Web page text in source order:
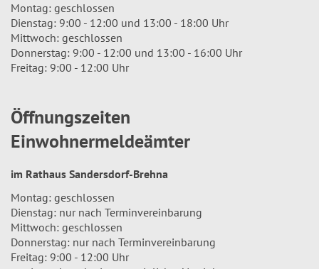
Montag: geschlossen
Dienstag: 9:00 - 12:00 und 13:00 - 18:00 Uhr
Mittwoch: geschlossen
Donnerstag: 9:00 - 12:00 und 13:00 - 16:00 Uhr
Freitag: 9:00 - 12:00 Uhr
Öffnungszeiten
Einwohnermeldeämter
im Rathaus Sandersdorf-Brehna
Montag: geschlossen
Dienstag: nur nach Terminvereinbarung
Mittwoch: geschlossen
Donnerstag: nur nach Terminvereinbarung
Freitag: 9:00 - 12:00 Uhr